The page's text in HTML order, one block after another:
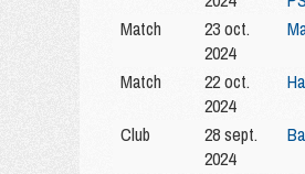
Match
23 oct.
2024
Match
22 oct.
2024
Club
28 sept.
2024